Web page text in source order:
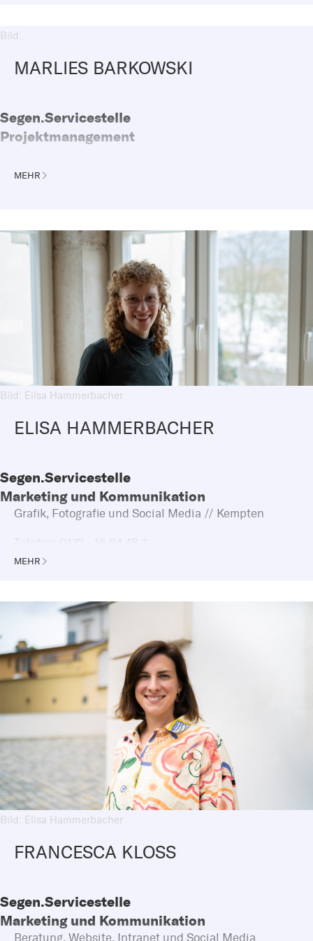
Bild:
MARLIES BARKOWSKI
Segen.Servicestelle
Projektmanagement
Telefon: 0162 - 83 10 75 2
MEHR
Bild: Eilsa Hammerbacher
ELISA HAMMERBACHER
Segen.Servicestelle
Marketing und Kommunikation
Grafik, Fotografie und Social Media // Kempten
Telefon: 0172 - 16 94 48 7
E-Mail:
MEHR
Bild: Elisa Hammerbacher
FRANCESCA KLOSS
Segen.Servicestelle
Marketing und Kommunikation
Beratung, Website, Intranet und Social Media